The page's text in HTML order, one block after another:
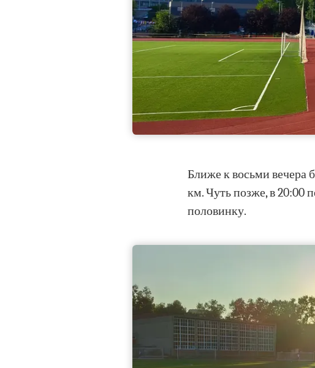
Ближе к восьми вечера
км. Чуть позже, в 20:00
половинку.